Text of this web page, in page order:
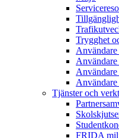
Trygghet
Tjänster och
FRIDA